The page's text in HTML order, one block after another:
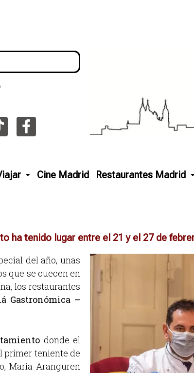
Cine Madrid Restaurantes Madrid
ha tenido lugar entre el 21 y el 27 de
del año, unas
que se cuecen en
los restaurantes
Gastronómica –
donde el
primer teniente de
María Aranguren